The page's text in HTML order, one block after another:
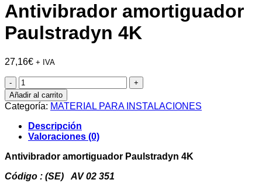
Antivibrador amortiguador
Paulstradyn 4K
27,16€ + IVA
Antivibrador
amortiguador
Paulstradyn
4K
cantidad
Añadir al carrito
Categoría: MATERIAL PARA INSTALACIONES
Descripción
Valoraciones (0)
Antivibrador amortiguador Paulstradyn 4K
Código : (SE) AV 02 351